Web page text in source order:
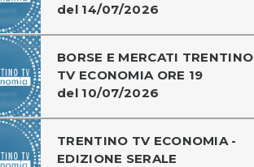
del 14/07/2026
BORSE E MERCATI TRENTINO
TV ECONOMIA ORE 19
del 10/07/2026
TRENTINO TV ECONOMIA -
EDIZIONE SERALE